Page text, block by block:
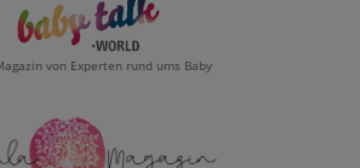
von Experten rund ums Baby